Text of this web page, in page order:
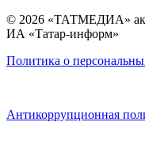
© 2026 «ТАТМЕДИА»
ИА «Татар-информ»
Политика о
Антикоррупционная